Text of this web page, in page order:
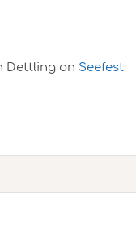
Dettling on Seefest